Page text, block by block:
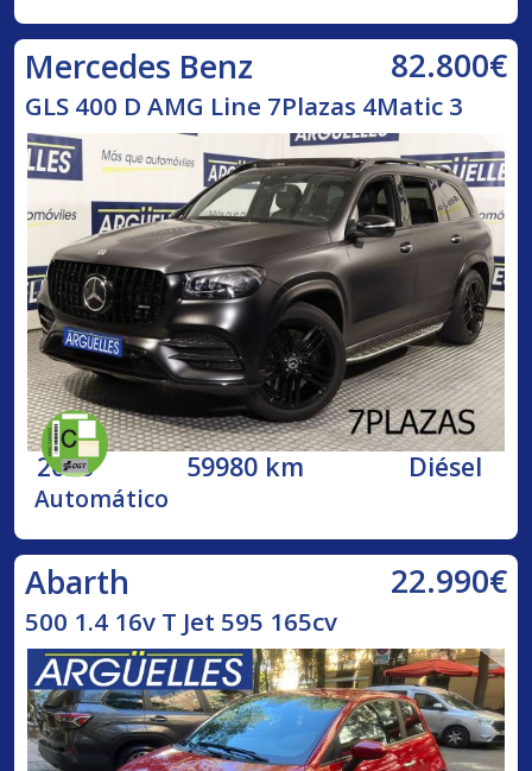
Mercedes Benz 82.800€
GLS 400 D AMG Line 7Plazas 4Matic 3
2020 59980 km Diésel
Automático
Abarth 22.990€
500 1.4 16v T Jet 595 165cv